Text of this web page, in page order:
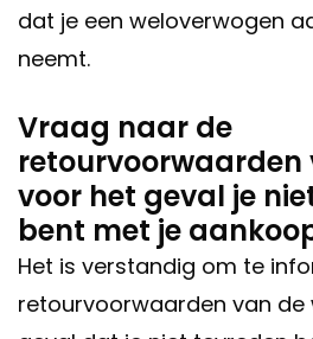
dat je een weloverwogen
neemt.
Vraag naar de
retourvoorwaarden
voor het geval je
bent met je
Het is verstandig om te
retourvoorwaarden van de